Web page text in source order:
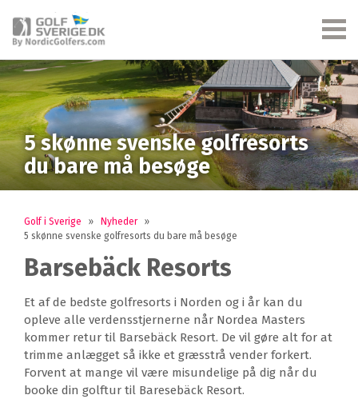
5 skønne svenske golfresorts
du bare må besøge
Golf i Sverige » Nyheder
»
5 skønne svenske golfresorts du bare må besøge
Barsebäck Resorts
Et af de bedste golfresorts i Norden og i år kan du
opleve alle verdensstjernerne når Nordea Masters
kommer retur til Barsebäck Resort. De vil gøre alt for at
trimme anlægget så ikke et græsstrå vender forkert.
Forvent at mange vil være misundelige på dig når du
booke din golftur til Baresebäck Resort.